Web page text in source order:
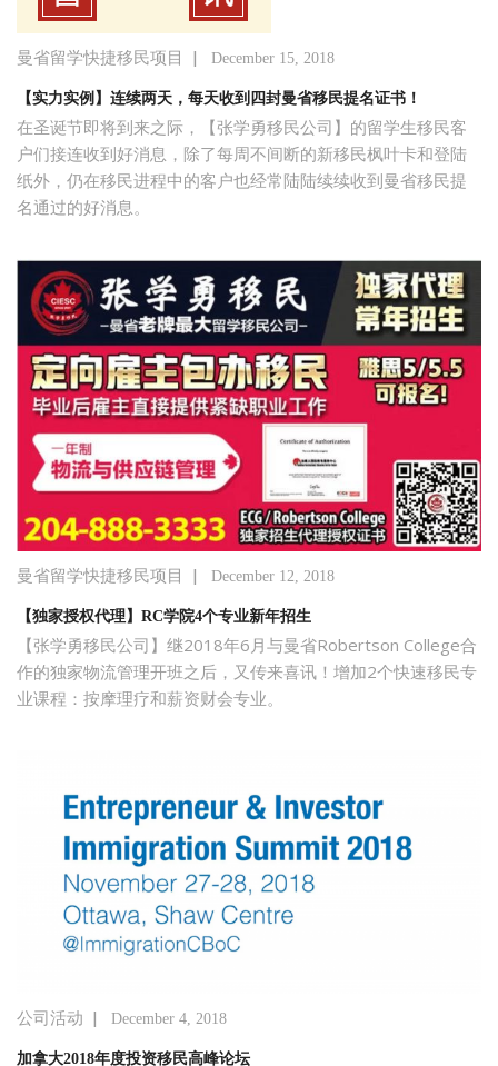
曼省留学快捷移民项目 | December 15, 2018
【实力实例】连续两天，每天收到四封曼省移民提名证书！
在圣诞节即将到来之际，【张学勇移民公司】的留学生移民客
户们接连收到好消息，除了每周不间断的新移民枫叶卡和登陆
纸外，仍在移民进程中的客户也经常陆陆续续收到曼省移民提
名通过的好消息。
曼省留学快捷移民项目 | December 12, 2018
【独家授权代理】RC学院4个专业新年招生
【张学勇移民公司】继2018年6月与曼省Robertson College合
作的独家物流管理开班之后，又传来喜讯！增加2个快速移民专
业课程：按摩理疗和薪资财会专业。
公司活动 | December 4, 2018
加拿大2018年度投资移民高峰论坛